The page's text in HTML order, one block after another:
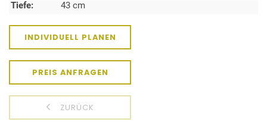
Tiefe:
43 cm
INDIVIDUELL PLANEN
PREIS ANFRAGEN
ZURÜCK